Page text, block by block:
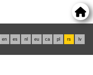
en es nl eu ca pl rs lv